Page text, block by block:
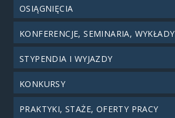
OSIĄGNIĘCIA
KONFERENCJE, SEMINARIA, WYKŁADY
STYPENDIA I WYJAZDY
KONKURSY
PRAKTYKI, STAŻE, OFERTY PRACY